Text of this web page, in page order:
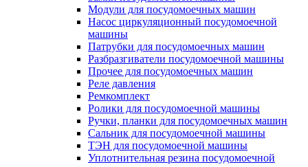
Модули для посудомоечных машин
Насос циркуляционный посудомоечной
машины
Патрубки для посудомоечных машин
Разбразгиватели посудомоечной машины
Прочее для посудомоечных машин
Реле давления
Ремкомплект
Ролики для посудомоечной машины
Ручки, планки для посудомоечных машин
Сальник для посудомоечной машины
ТЭН для посудомоечной машины
Уплотнительная резина посудомоечной